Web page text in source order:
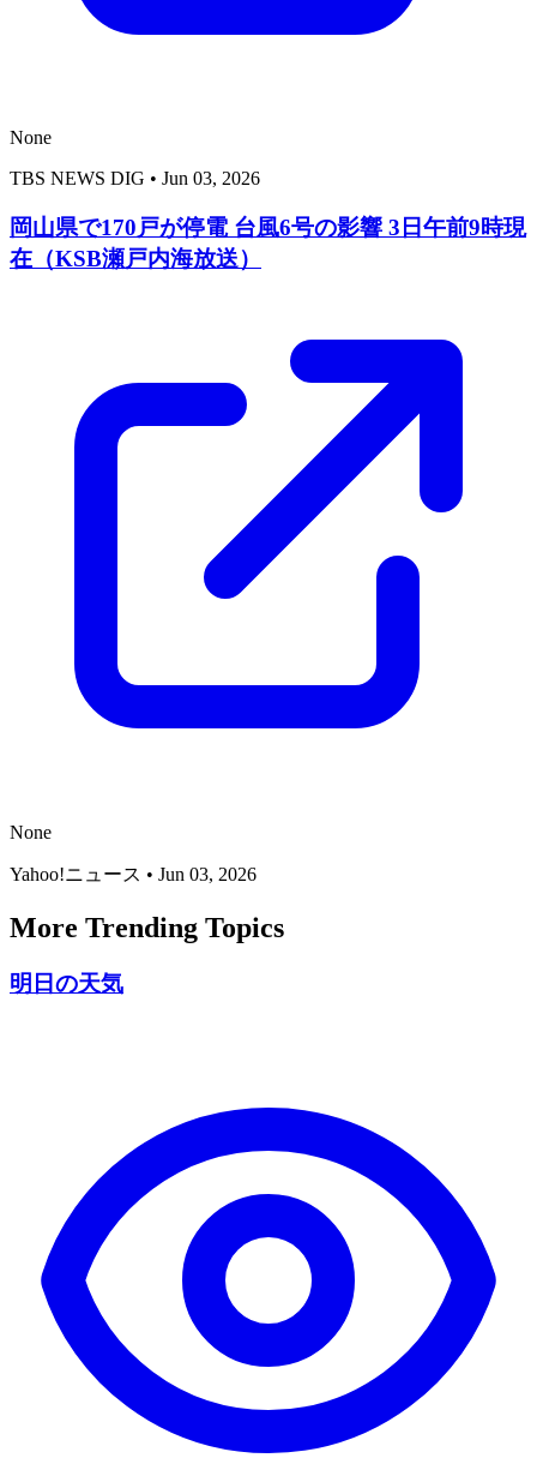
None
TBS NEWS DIG • Jun 03, 2026
岡山県で170戸が停電 台風6号の影響 3日午前9時現
在（KSB瀬戸内海放送）
None
Yahoo!ニュース • Jun 03, 2026
More Trending Topics
明日の天気